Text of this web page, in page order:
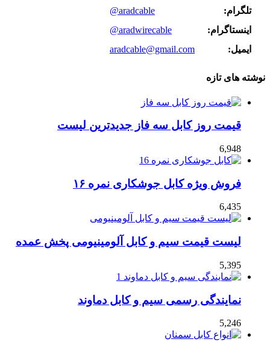
تلگرام:
@aradcable
اینستاگرام:
@aradwirecable
ایمیل:
aradcable@gmail.com
نوشته های تازه
قیمت روز کابل سه فاز جدیدترین لیست
6,948
فروش ویژه کابل جوشکاری نمره ۱۶
6,435
لیست قیمت سیم و کابل آلومینیومی پخش عمده
5,395
نمایندگی رسمی سیم و کابل دماوند
5,246